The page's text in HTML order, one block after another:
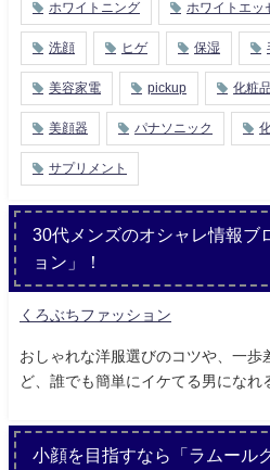
ホワイトニング ホワイトエッ
洗顔 ヒゲ 保湿
美容家電 pickup 化粧
美顔器 パナソニック
サプリメント
30代メンズのオシャレ情報ブ
ョン」！
くろぶちファッション
おしゃれな洋服選びのコツや、一歩
ど、誰でも簡単にイケてる男になれ
小顔を目指すなら「ラムール